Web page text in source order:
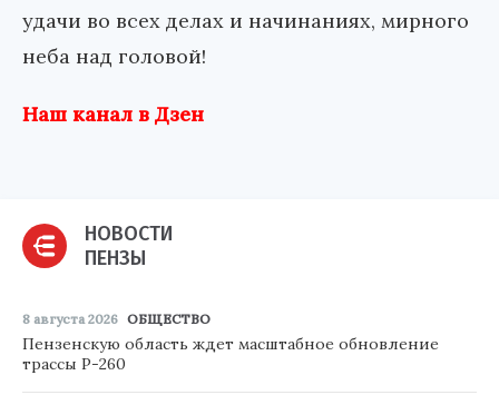
удачи во всех делах и начинаниях, мирного
неба над головой!
Наш канал в Дзен
НОВОСТИ
ПЕНЗЫ
8 августа 2026 ОБЩЕСТВО
Пензенскую область ждет масштабное обновление
трассы Р-260